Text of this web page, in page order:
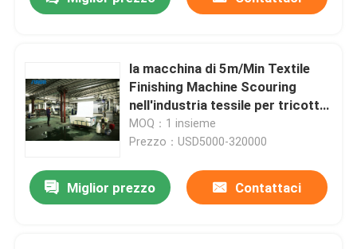
la macchina di 5m/Min Textile
Finishing Machine Scouring
nell'industria tessile per tricotta
i tessuti
MOQ：1 insieme
Prezzo：USD5000-320000
Miglior prezzo Contattaci